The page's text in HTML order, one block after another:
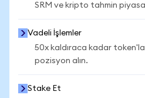
SRM ve kripto tahmin
Vadeli İşlemler
50x kaldıraca kadar
pozisyon alın.
Stake Et